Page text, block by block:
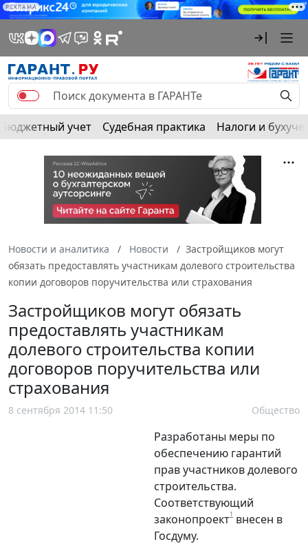
РЕКЛАМА
Бюджетный учет Судебная практика Налоги и
Новости и аналитика Новости
Застройщиков могут
обязать предоставлять участникам долевого строительства
копии договоров поручительства или страхования
Застройщиков могут обязать
предоставлять участникам
долевого строительства копии
договоров поручительства или
страхования
8 сентября 2014 11:50 Общество
Разработаны меры по
обеспечению гарантий
прав участников долевого
строительства.
Соответствующий
законопроект1 внесен в
Госдуму.